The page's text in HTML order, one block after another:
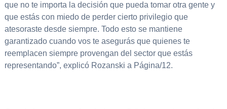
que no te importa la decisión que pueda tomar otra gente y
que estás con miedo de perder cierto privilegio que
atesoraste desde siempre. Todo esto se mantiene
garantizado cuando vos te asegurás que quienes te
reemplacen siempre provengan del sector que estás
representando”, explicó Rozanski a Página/12.